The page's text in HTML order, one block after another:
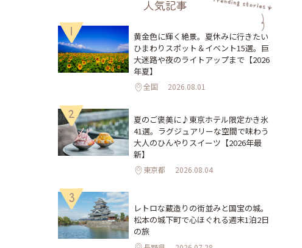
人気記事
1
黄金色に輝く絶景。夏休みに行きたい
ひまわりスポット＆イベント15選。巨
大迷路や夜のライトアップまで【2026
年夏】
全国 2026.08.01
2
夏のご褒美に♪東京ホテル限定かき氷
41選。ラグジュアリーな空間で味わう
大人のひんやりスイーツ【2026年最
新】
東京都 2026.08.04
3
レトロな蔵造りの街並みと国宝の城。
松本の城下町で心ほぐれる週末1泊2日
の旅